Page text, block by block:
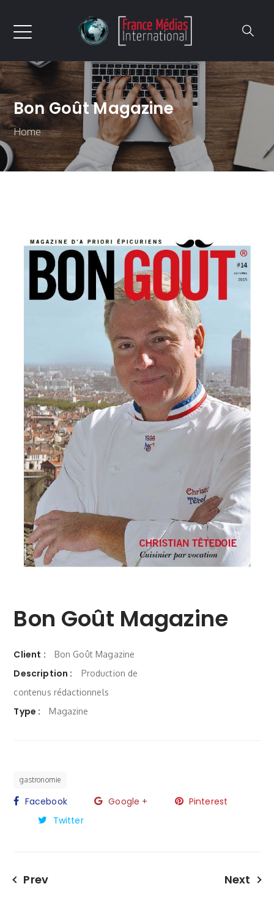
Bon Goût Magazine
Home
Bon Goût Magazine
Client : Bon Goût Magazine
Description :
Production de
contenus rédactionnels
Type : Magazine
gastronomie
Facebook Google +
Pinterest
Twitter
Prev Next